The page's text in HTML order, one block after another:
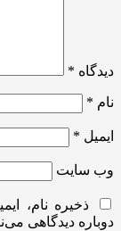
دیدگاه *
نام *
ایمیل *
وب‌ سایت
ذخیره نام،
دوباره دیدگاهی